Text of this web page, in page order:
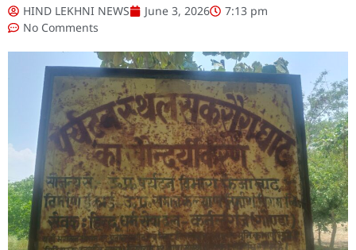
HIND LEKHNI NEWS June 3, 2026
7:13 pm
No Comments